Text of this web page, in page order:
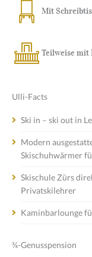
Mit
Teilweise mit
Ulli-Facts
Ski in – ski out in
Modern
Skischuhwärmer
Skischule Zürs
Privatskilehrer
Kaminbarlounge
¾-Genusspension